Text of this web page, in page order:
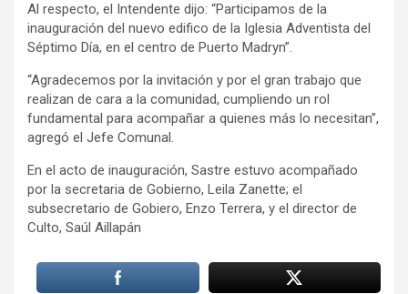
Al respecto, el Intendente dijo: “Participamos de la
inauguración del nuevo edifico de la Iglesia Adventista del
Séptimo Día, en el centro de Puerto Madryn”.
“Agradecemos por la invitación y por el gran trabajo que
realizan de cara a la comunidad, cumpliendo un rol
fundamental para acompañar a quienes más lo necesitan”,
agregó el Jefe Comunal.
En el acto de inauguración, Sastre estuvo acompañado
por la secretaria de Gobierno, Leila Zanette; el
subsecretario de Gobiero, Enzo Terrera, y el director de
Culto, Saúl Aillapán